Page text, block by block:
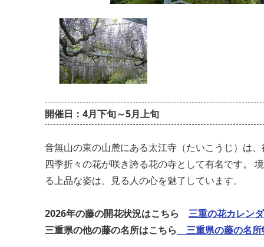
開催日：4月下旬～5月上旬
音無山の東の山麓にある太江寺（たいこうじ）は
四季折々の花が咲き誇る花の寺として有名です。
る上品な姿は、見る人の心を魅了しています。
2026年の藤の開花状況はこちら 三重の花カレン
三重県の他の藤の名所はこちら 三重県の藤の名所